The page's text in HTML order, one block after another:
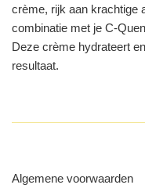
crème, rijk aan krachtige
combinatie met je C-
Deze crème hydrateert
resultaat.
Algemene voorwaarden